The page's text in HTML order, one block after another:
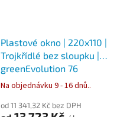
Plastové okno | 220x110 |
Trojkřídlé bez sloupku |
greenEvolution 76
Na objednávku 9 - 16 dnů..
od 11 341,32 Kč bez DPH